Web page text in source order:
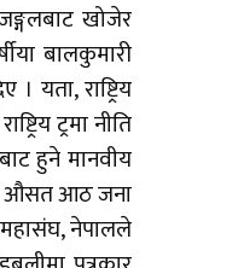
खोजेर
बालकुमारी
यता, राष्ट्रिय
ट्रमा नीति
हुने मानवीय
औसत आठ जना
महासंघ, नेपालले